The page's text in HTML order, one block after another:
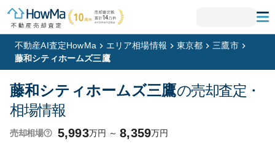
不動産AI査定HowMa エリア相場情報 東京都
三鷹市
藤和シティホームズ三鷹
藤和シティホームズ三鷹の売却査定・
相場情報
売却相場 5,993万円 ～ 8,359万円